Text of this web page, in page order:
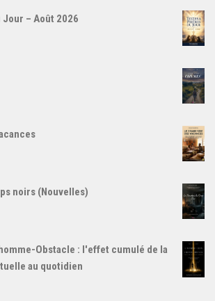
– Août 2026
noirs (Nouvelles)
Obstacle : l'effet cumulé de la
au quotidien